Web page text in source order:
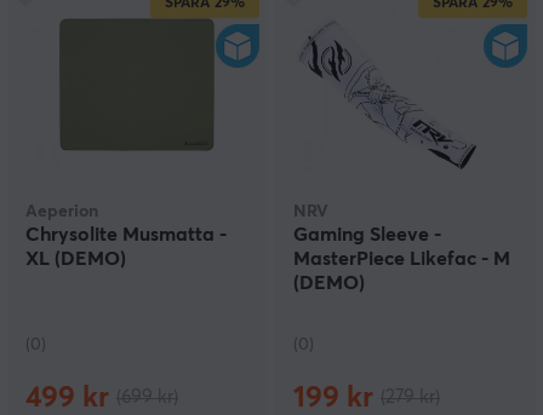
SPARA 29%
Aeperion
Chrysolite Musmatta -
XL (DEMO)
(0)
499 kr
SPARA 29%
NRV
Gaming Sleeve -
MasterPiece Likefac - M
(DEMO)
(0)
199 kr